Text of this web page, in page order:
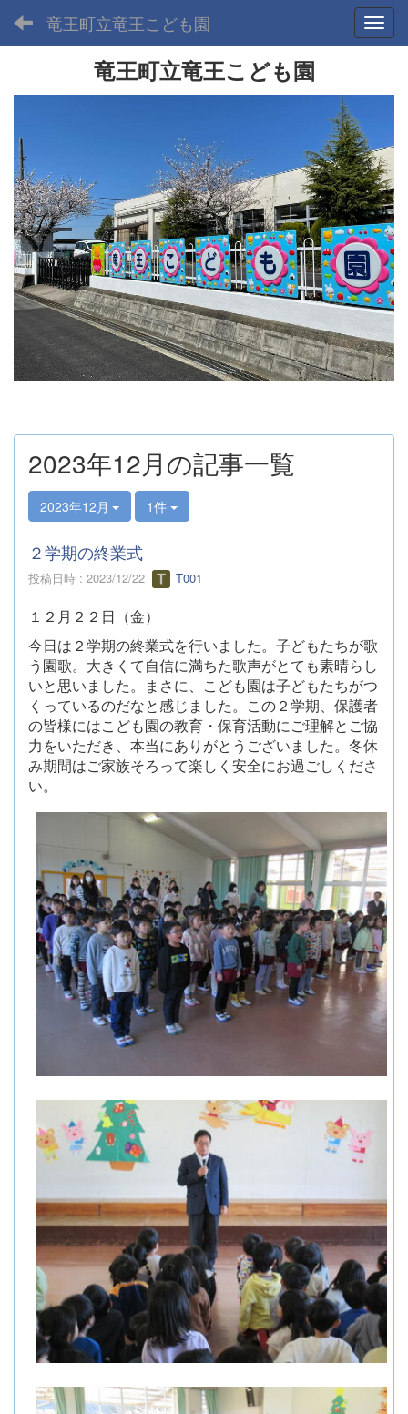
竜王町立竜王こども園
竜王町立竜王こども園
2023年12月の記事一覧
2023年12月 1件
２学期の終業式
投稿日時 : 2023/12/22 T001
１２月２２日（金）
今日は２学期の終業式を行いました。子どもたちが歌
う園歌。大きくて自信に満ちた歌声がとても素晴らし
いと思いました。まさに、こども園は子どもたちがつ
くっているのだなと感じました。この２学期、保護者
の皆様にはこども園の教育・保育活動にご理解とご協
力をいただき、本当にありがとうございました。冬休
み期間はご家族そろって楽しく安全にお過ごしくださ
い。